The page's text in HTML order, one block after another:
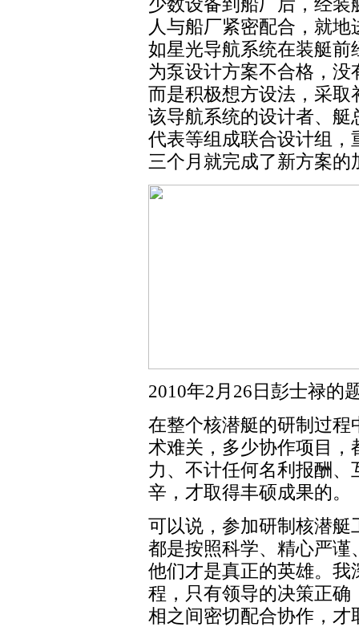
少数设备到船厂后，经
人与船厂紧密配合，就
如星光导航系统在装艇
为泵设计方案不合格，
而是积极想方设法，采
该导航系统的设计者、
代表等组成联合设计组
三个月就完成了新方案的
2010年2月26日彭士禄的
在整个核潜艇的研制过
术难关，多少协作项目
力、不计任何名利报酬
辛，才取得丰硕成果的。
可以说，参加研制核潜
都是按照科学、精心严
他们才是真正的英雄。
程，只有领导的决策正
相之间密切配合协作，才